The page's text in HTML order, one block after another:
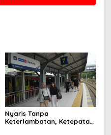
Nyaris Tanpa
Keterlambatan, Ketepatan